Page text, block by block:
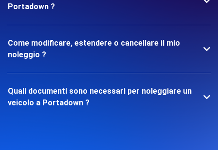
Portadown ?
Come modificare, estendere o cancellare il mio
noleggio ?
Quali documenti sono necessari per noleggiare un
veicolo a Portadown ?